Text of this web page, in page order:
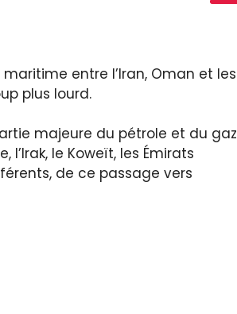
entre l’Iran, Oman et les
plus lourd.
majeure du pétrole et du gaz
le Koweït, les Émirats
de ce passage vers